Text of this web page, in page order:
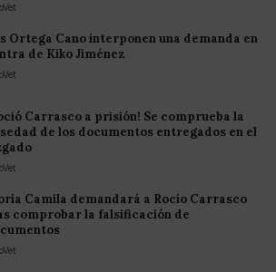
Ortega Cano interponen una demanda en
de Kiko Jiménez
Carrasco a prisión! Se comprueba la
de los documentos entregados en el
Camila demandará a Rocío Carrasco
comprobar la falsificación de